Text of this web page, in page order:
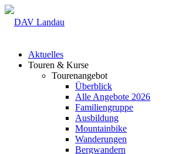
Aktuelles
Touren & Kurse
Tourenangebot
Überblick
Alle Angebote 2026
Familiengruppe
Ausbildung
Mountainbike
Wanderungen
Bergwandern